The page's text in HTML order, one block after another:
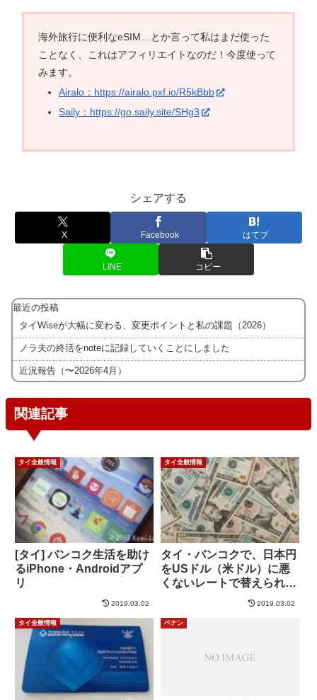
海外旅行に便利なeSIM…とか言って私はまだ使った
ことなく、これはアフィリエイトなのだ！今度使って
みます。
Airalo：https://airalo.pxf.io/R5kBbb
Saily：https://go.saily.site/SHg3
シェアする
X Facebook はてブ
LINE コピー
最近の投稿
タイWiseが大幅に変わる、変更ポイントと私の課題（2026）
ノラ夫の終活をnoteに記録していくことにしました
近況報告（〜2026年4月）
関連記事
タイ全般情報
[タイ] バンコク生活を助け
るiPhone・Androidアプ
リ
2019.03.02
タイ全般情報
タイ・バンコクで、日本円
をUSドル（米ドル）に悪
くないレートで替えられま
す。（バーツ経由）
2019.03.02
タイ全般情報 ペナン